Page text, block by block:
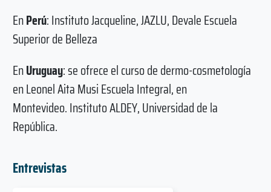
EnPerú: Instituto Jacqueline, JAZLU, Devale Escuela
Superior de Belleza
EnUruguay: se ofrece el curso de dermo-cosmetología
en Leonel Aita Musi Escuela Integral, en
Montevideo. Instituto ALDEY, Universidad de la
República.
Entrevistas